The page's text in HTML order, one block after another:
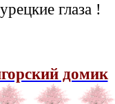
глаза !
домик